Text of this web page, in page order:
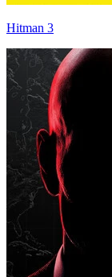
Hitman 3